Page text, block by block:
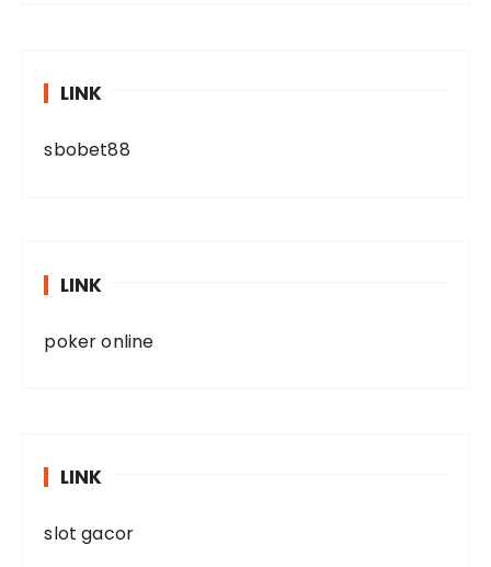
LINK
sbobet88
LINK
poker online
LINK
slot gacor